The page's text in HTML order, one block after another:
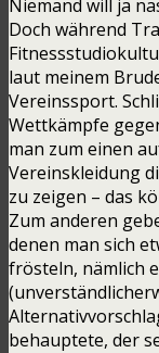
Niemand will ja
Doch während
laut meinem
Vereinssport.
Wettkämpfe
man zum einen
Vereinskleidung
zu zeigen – das
Zum anderen
denen man sich
frösteln, nämlich
behauptete, der